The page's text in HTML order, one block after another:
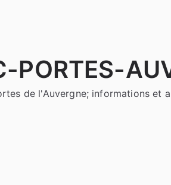
PORTES-
de l'Auvergne; informations et